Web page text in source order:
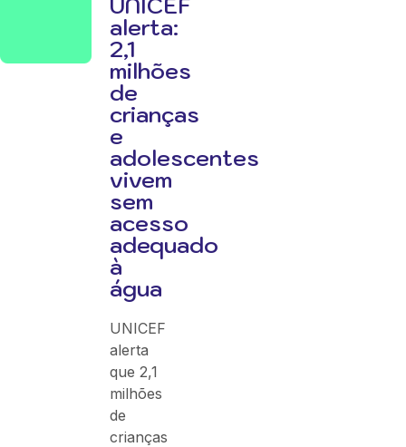
alerta:
2,1
milhões
de
crianças
e
adolescentes
vivem
sem
acesso
adequado
à
água
UNICEF
alerta
que 2,1
milhões
de
crianças